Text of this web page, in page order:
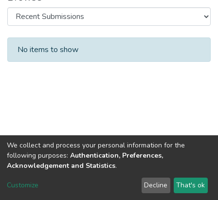
Recent Submissions
No items to show
DSpace software copyright © 2002-2026 LYRASIS
Send Feedback
We collect and process your personal information for the
following purposes: Authentication, Preferences,
Acknowledgement and Statistics.
Customize Decline That's ok